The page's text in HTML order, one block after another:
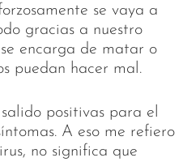
se vaya a
gracias a nuestro
encarga de matar o
puedan hacer mal.
positivas para el
A eso me refiero
no significa que